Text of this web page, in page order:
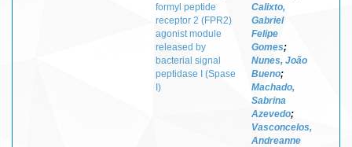
formyl peptide
receptor 2 (FPR2)
agonist module
released by
bacterial signal
peptidase I (Spase
I)
Calixto,
Gabriel
Felipe
Gomes;
Nunes, João
Bueno;
Machado,
Sabrina
Azevedo;
Vasconcelos,
Andreanne